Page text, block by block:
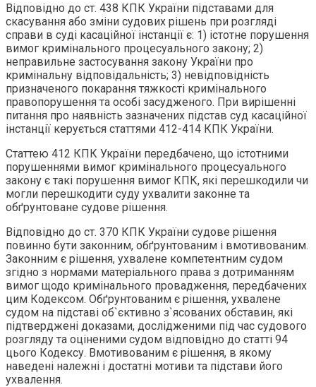
Відповідно до ст. 438 КПК України підставами для
скасування або зміни судових рішень при розгляді
справи в суді касаційної інстанції є: 1) істотне порушення
вимог кримінального процесуального закону; 2)
неправильне застосування закону України про
кримінальну відповідальність; 3) невідповідність
призначеного покарання тяжкості кримінального
правопорушення та особі засудженого. При вирішенні
питання про наявність зазначених підстав суд касаційної
інстанції керується статтями 412-414 КПК України.
Статтею 412 КПК України передбачено, що істотними
порушеннями вимог кримінального процесуального
закону є такі порушення вимог КПК, які перешкодили чи
могли перешкодити суду ухвалити законне та
обґрунтоване судове рішення.
Відповідно до ст. 370 КПК України судове рішення
повинно бути законним, обґрунтованим і вмотивованим.
Законним є рішення, ухвалене компетентним судом
згідно з нормами матеріального права з дотриманням
вимог щодо кримінального провадження, передбачених
цим Кодексом. Обґрунтованим є рішення, ухвалене
судом на підставі об`єктивно з`ясованих обставин, які
підтверджені доказами, дослідженими під час судового
розгляду та оціненими судом відповідно до статті 94
цього Кодексу. Вмотивованим є рішення, в якому
наведені належні і достатні мотиви та підстави його
ухвалення.